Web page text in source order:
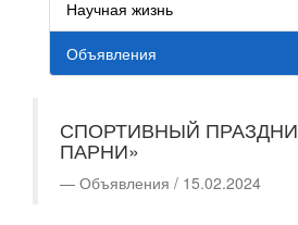
Научная жизнь
Объявления
СПОРТИВНЫЙ
ПАРНИ»
Объявления / 15.02.2024